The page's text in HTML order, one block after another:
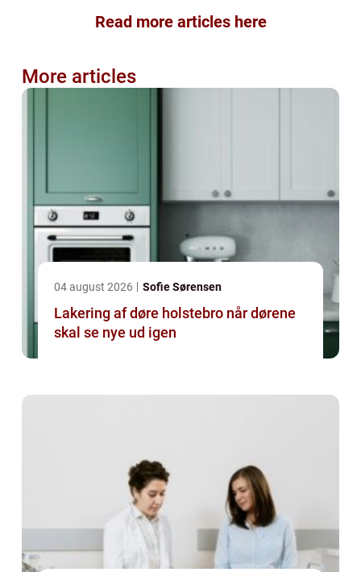
Read more articles here
More articles
04 august 2026 Sofie Sørensen
Lakering af døre holstebro når dørene
skal se nye ud igen